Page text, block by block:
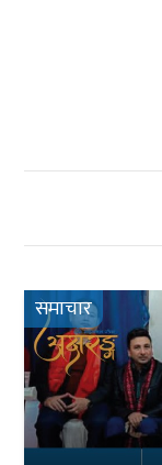
समाचार